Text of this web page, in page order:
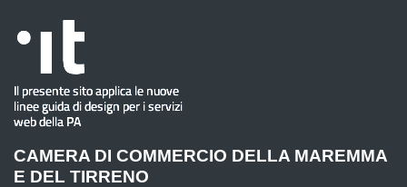
CAMERA DI COMMERCIO DELLA MAREMMA
E DEL TIRRENO